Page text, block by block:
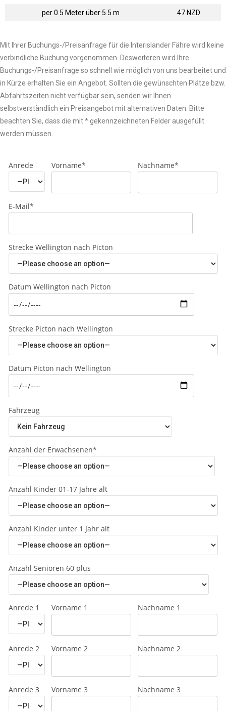
per 0.5 Meter über 5.5 m 47 NZD
Mit Ihrer Buchungs-/Preisanfrage für die Interislander Fähre wird keine
verbindliche Buchung vorgenommen. Desweiteren wird Ihre
Buchungs-/Preisanfrage so schnell wie möglich von uns bearbeitet und
in Kürze erhalten Sie ein Angebot. Sollten die gewünschten Plätze bzw.
Abfahrtszeiten nicht verfügbar sein, senden wir Ihnen
selbstverständlich ein Preisangebot mit alternativen Daten. Bitte
beachten Sie, dass die mit * gekennzeichneten Felder ausgefüllt
werden müssen.
Anrede Vorname* Nachname*
E-Mail*
Strecke Wellington nach Picton
Datum Wellington nach Picton
Strecke Picton nach Wellington
Datum Picton nach Wellington
Fahrzeug
Anzahl der Erwachsenen*
Anzahl Kinder 01-17 Jahre alt
Anzahl Kinder unter 1 Jahr alt
Anzahl Senioren 60 plus
Anrede 1 Vorname 1 Nachname 1
Anrede 2 Vorname 2 Nachname 2
Anrede 3 Vorname 3 Nachname 3